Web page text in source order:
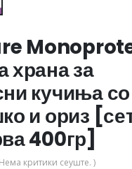
храна за
кучиња со
и ориз
400гр]
критики сеуште. )